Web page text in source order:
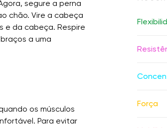
segure a perna
chão. Vire a cabeça
e da cabeça. Respire
a uma
os músculos
Para evitar
Força